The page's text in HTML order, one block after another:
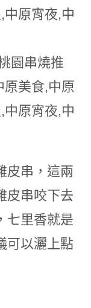
皮串，這兩
皮串咬下去
七里香就是
可以灑上點